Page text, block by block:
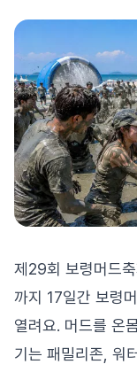
제29회 보령머드
까지 17일간 보령
열려요. 머드를 온
기는 패밀리존, 워